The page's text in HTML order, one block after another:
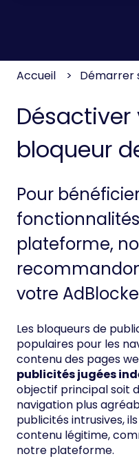
Accueil Démarrer
Désactiver
bloqueur
Pour
plateforme,
votre
Les bloqueurs de
populaires pour les
contenu des pages
publicités jugées
objectif principal soit
navigation plus
publicités intrusives,
contenu légitime,
notre plateforme.